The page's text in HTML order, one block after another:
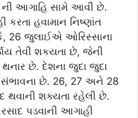
આગાહિ સામે આવી છે.
કરતા હવામાન નિષ્ણાંત
26 જુલાઈએ ઓરિસ્સાના
તેવી શકયતા છે, જેની
છે. દેશના જુદા જુદા
સંભાવના છે. 26, 27 અને 28
થવાની શક્યતા રહેલી છે.
પડવાની આગાહી